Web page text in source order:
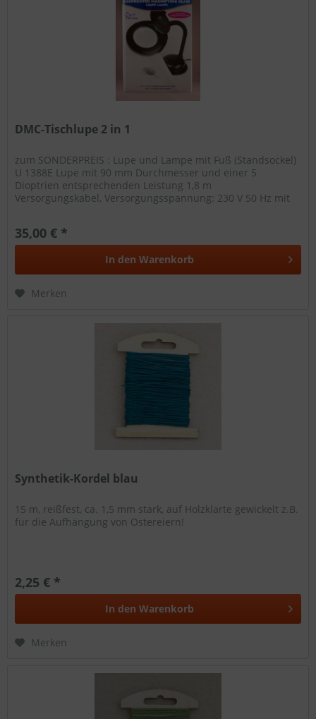
DMC-Tischlupe 2 in 1
zum SONDERPREIS : Lupe und Lampe mit Fuß (Standsockel)
U 1388E Lupe mit 90 mm Durchmesser und einer 5
Dioptrien entsprechenden Leistung 1,8 m
Versorgungskabel, Versorgungsspannung: 230 V 50 Hz mit
35,00 € *
In den Warenkorb
Merken
Synthetik-Kordel blau
15 m, reißfest, ca. 1,5 mm stark, auf Holzklarte gewickelt z.B.
für die Aufhängung von Ostereiern!
2,25 € *
In den Warenkorb
Merken